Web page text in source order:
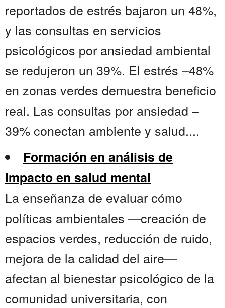
reportados de estrés bajaron un 48%,
y las consultas en servicios
psicológicos por ansiedad ambiental
se redujeron un 39%. El estrés –48%
en zonas verdes demuestra beneficio
real. Las consultas por ansiedad –
39% conectan ambiente y salud....
Formación en análisis de
impacto en salud mental
La enseñanza de evaluar cómo
políticas ambientales —creación de
espacios verdes, reducción de ruido,
mejora de la calidad del aire—
afectan al bienestar psicológico de la
comunidad universitaria, con